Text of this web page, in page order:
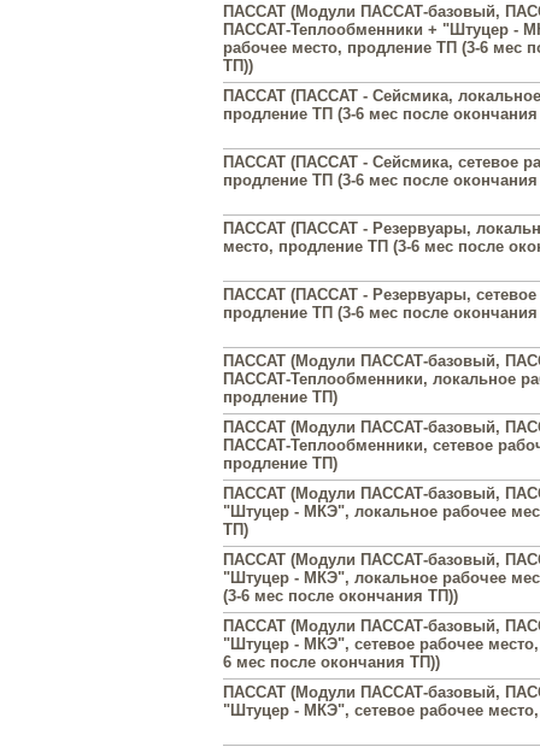
ПАССАТ (Модули ПАССАТ-базовый,
ПАССАТ-Теплообменники + "Штуцер -
рабочее место, продление ТП (3-6 мес
ТП))
ПАССАТ (ПАССАТ - Сейсмика,
продление ТП (3-6 мес после
ПАССАТ (ПАССАТ - Сейсмика, сетевое
продление ТП (3-6 мес после
ПАССАТ (ПАССАТ - Резервуары,
место, продление ТП (3-6 мес после
ПАССАТ (ПАССАТ - Резервуары, сетевое
продление ТП (3-6 мес после
ПАССАТ (Модули ПАССАТ-базовый,
ПАССАТ-Теплообменники, локальное
продление ТП)
ПАССАТ (Модули ПАССАТ-базовый,
ПАССАТ-Теплообменники, сетевое
продление ТП)
ПАССАТ (Модули ПАССАТ-базовый,
"Штуцер - МКЭ", локальное рабочее
ТП)
ПАССАТ (Модули ПАССАТ-базовый,
"Штуцер - МКЭ", локальное рабочее
(3-6 мес после окончания ТП))
ПАССАТ (Модули ПАССАТ-базовый,
"Штуцер - МКЭ", сетевое рабочее
6 мес после окончания ТП))
ПАССАТ (Модули ПАССАТ-базовый,
"Штуцер - МКЭ", сетевое рабочее